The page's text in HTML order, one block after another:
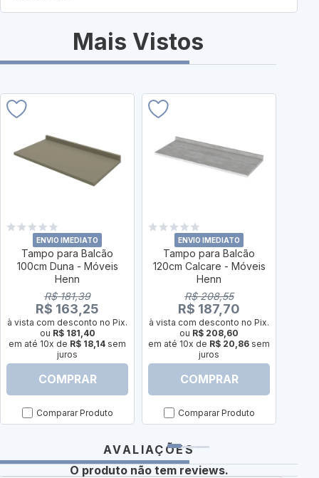
Mais Vistos
ENVIO IMEDIATO
Tampo para Balcão
100cm Duna - Móveis
Henn
R$ 181,39
R$ 163,25
à vista com desconto no Pix.
ou R$ 181,40
em até 10x de R$ 18,14 sem
juros
COMPRAR
Comparar Produto
ENVIO IMEDIATO
Tampo para Balcão
120cm Calcare - Móveis
Henn
R$ 208,55
R$ 187,70
à vista com desconto no Pix.
ou R$ 208,60
em até 10x de R$ 20,86 sem
juros
COMPRAR
Comparar Produto
AVALIAÇÕES
O produto não tem reviews.